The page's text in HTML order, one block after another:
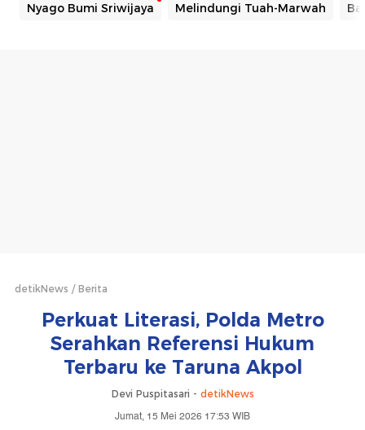
Nyago Bumi Sriwijaya Melindungi Tuah-Marwah
detikNews Berita
Perkuat Literasi, Polda Metro
Serahkan Referensi Hukum
Terbaru ke Taruna Akpol
Devi Puspitasari - detikNews
Jumat, 15 Mei 2026 17:53 WIB